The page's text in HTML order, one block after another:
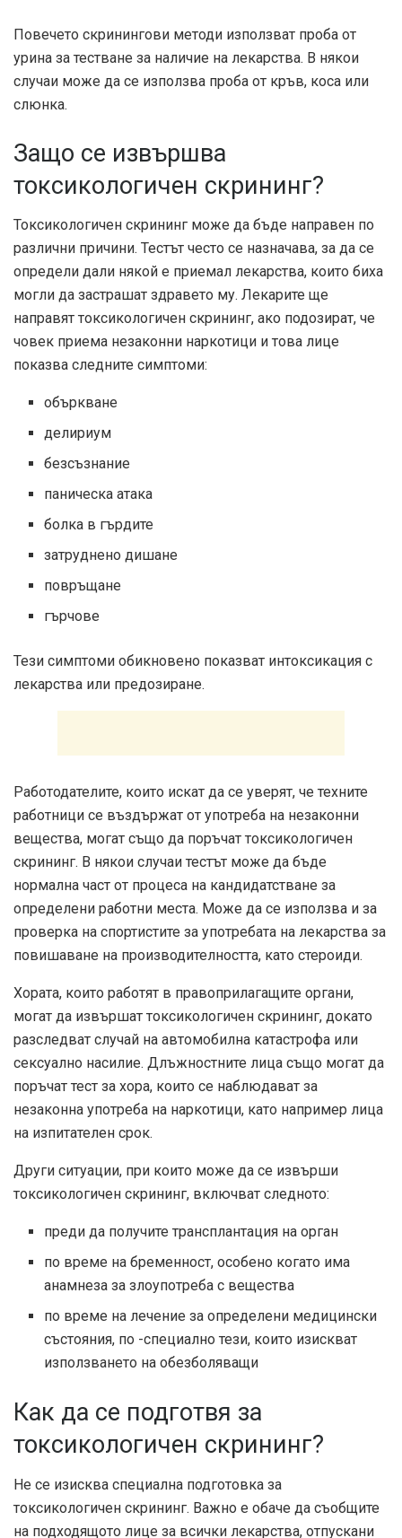
Повечето скринингови методи използват проба от
урина за тестване за наличие на лекарства. В някои
случаи може да се използва проба от кръв, коса или
слюнка.
Защо се извършва
токсикологичен скрининг?
Токсикологичен скрининг може да бъде направен по
различни причини. Тестът често се назначава, за да се
определи дали някой е приемал лекарства, които биха
могли да застрашат здравето му. Лекарите ще
направят токсикологичен скрининг, ако подозират, че
човек приема незаконни наркотици и това лице
показва следните симптоми:
объркване
делириум
безсъзнание
паническа атака
болка в гърдите
затруднено дишане
повръщане
гърчове
Тези симптоми обикновено показват интоксикация с
лекарства или предозиране.
Работодателите, които искат да се уверят, че техните
работници се въздържат от употреба на незаконни
вещества, могат също да поръчат токсикологичен
скрининг. В някои случаи тестът може да бъде
нормална част от процеса на кандидатстване за
определени работни места. Може да се използва и за
проверка на спортистите за употребата на лекарства за
повишаване на производителността, като стероиди.
Хората, които работят в правоприлагащите органи,
могат да извършат токсикологичен скрининг, докато
разследват случай на автомобилна катастрофа или
сексуално насилие. Длъжностните лица също могат да
поръчат тест за хора, които се наблюдават за
незаконна употреба на наркотици, като например лица
на изпитателен срок.
Други ситуации, при които може да се извърши
токсикологичен скрининг, включват следното:
преди да получите трансплантация на орган
по време на бременност, особено когато има
анамнеза за злоупотреба с вещества
по време на лечение за определени медицински
състояния, по -специално тези, които изискват
използването на обезболяващи
Как да се подготвя за
токсикологичен скрининг?
Не се изисква специална подготовка за
токсикологичен скрининг. Важно е обаче да съобщите
на подходящото лице за всички лекарства, отпускани